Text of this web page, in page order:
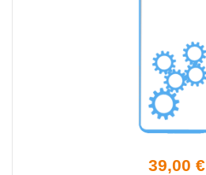
39,00 €